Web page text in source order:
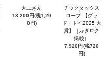
大工さん
13,200円(税1,20
0円)
チックタックス
ロープ 【グッ
ド・トイ2025 大
賞】［カタログ
掲載］
7,920円(税720
円)